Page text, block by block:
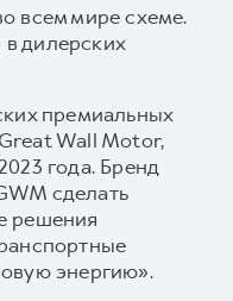
всем мире схеме.
дилерских
премиальных
Wall Motor,
года. Бренд
сделать
решения
энергию».